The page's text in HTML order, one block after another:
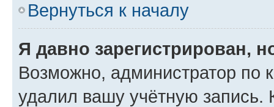
Вернуться к началу
Я давно зарегистрирован,
Возможно, администратор по
удалил вашу учётную запись.